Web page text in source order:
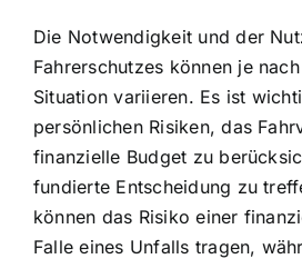
Die Notwendigkeit und der
Fahrerschutzes können je
Situation variieren. Es ist
persönlichen Risiken, das
finanzielle Budget zu
fundierte Entscheidung zu
können das Risiko einer
Falle eines Unfalls tragen,